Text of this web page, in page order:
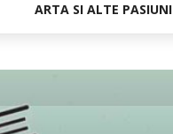
ARTA SI ALTE PASIUNI